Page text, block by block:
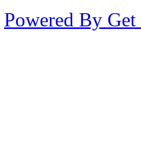
Powered By